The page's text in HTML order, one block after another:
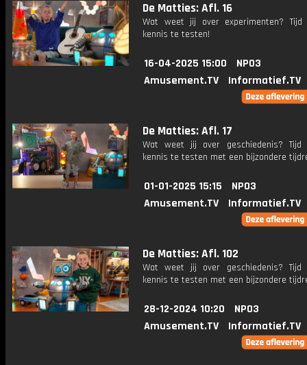
De Matties: Afl. 16
Wat weet jij over experimenten?
kennis te testen!
16-04-2025 15:00
NPO3
Amusement.TV
Informatief.TV
De Matties: Afl. 17
Wat weet jij over geschiedenis? Tijd
kennis te testen met een bijzondere
01-01-2025 15:15
NPO3
Amusement.TV
Informatief.TV
De Matties: Afl. 102
Wat weet jij over geschiedenis? Tijd
kennis te testen met een bijzondere
28-12-2024 10:20
NPO3
Amusement.TV
Informatief.TV